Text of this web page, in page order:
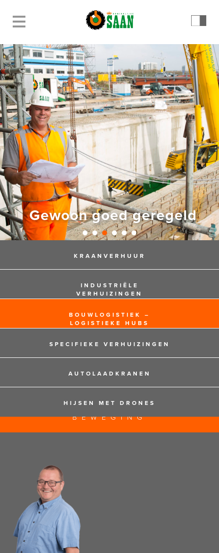
Gewoon goed geregeld
KRAANVERHUUR
INDUSTRIËLE
VERHUIZINGEN
BOUWLOGISTIEK –
LOGISTIEKE HUBS
SPECIFIEKE VERHUIZINGEN
AUTOLAADKRANEN
HIJSEN MET DRONES
125 JAAR EXPERTS IN
BEWEGING